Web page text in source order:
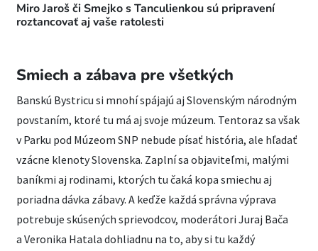
Miro Jaroš či Smejko s Tanculienkou sú pripravení
roztancovať aj vaše ratolesti
Smiech a zábava pre všetkých
Banskú Bystricu si mnohí spájajú aj Slovenským národným
povstaním, ktoré tu má aj svoje múzeum. Tentoraz sa však
v Parku pod Múzeom SNP nebude písať história, ale hľadať
vzácne klenoty Slovenska. Zaplní sa objaviteľmi, malými
baníkmi aj rodinami, ktorých tu čaká kopa smiechu aj
poriadna dávka zábavy. A keďže každá správna výprava
potrebuje skúsených sprievodcov, moderátori Juraj Bača
a Veronika Hatala dohliadnu na to, aby si tu každý